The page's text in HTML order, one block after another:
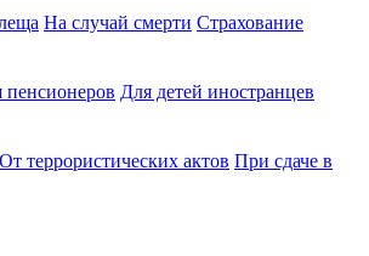
На случай смерти Страхование
пенсионеров Для детей иностранцев
От террористических актов При сдаче в